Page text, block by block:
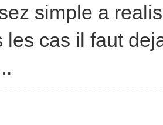
simple a
les cas il faut